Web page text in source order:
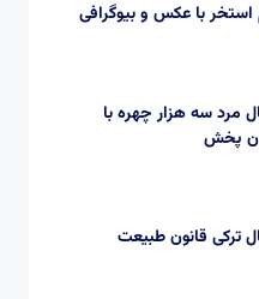
استخر با عکس و بیوگرافی
مرد سه هزار چهره با
پخش
ترکی قانون طبیعت